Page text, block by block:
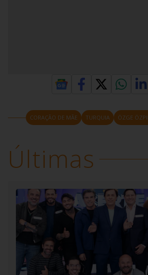
CORAÇÃO DE MÃE TURQUIA ÖZGE
Últimas